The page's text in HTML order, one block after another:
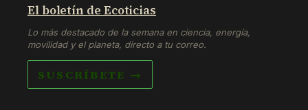
El boletín de Ecoticias
Lo más destacado de la semana en ciencia, energía,
movilidad y el planeta, directo a tu correo.
SUSCRÍBETE →